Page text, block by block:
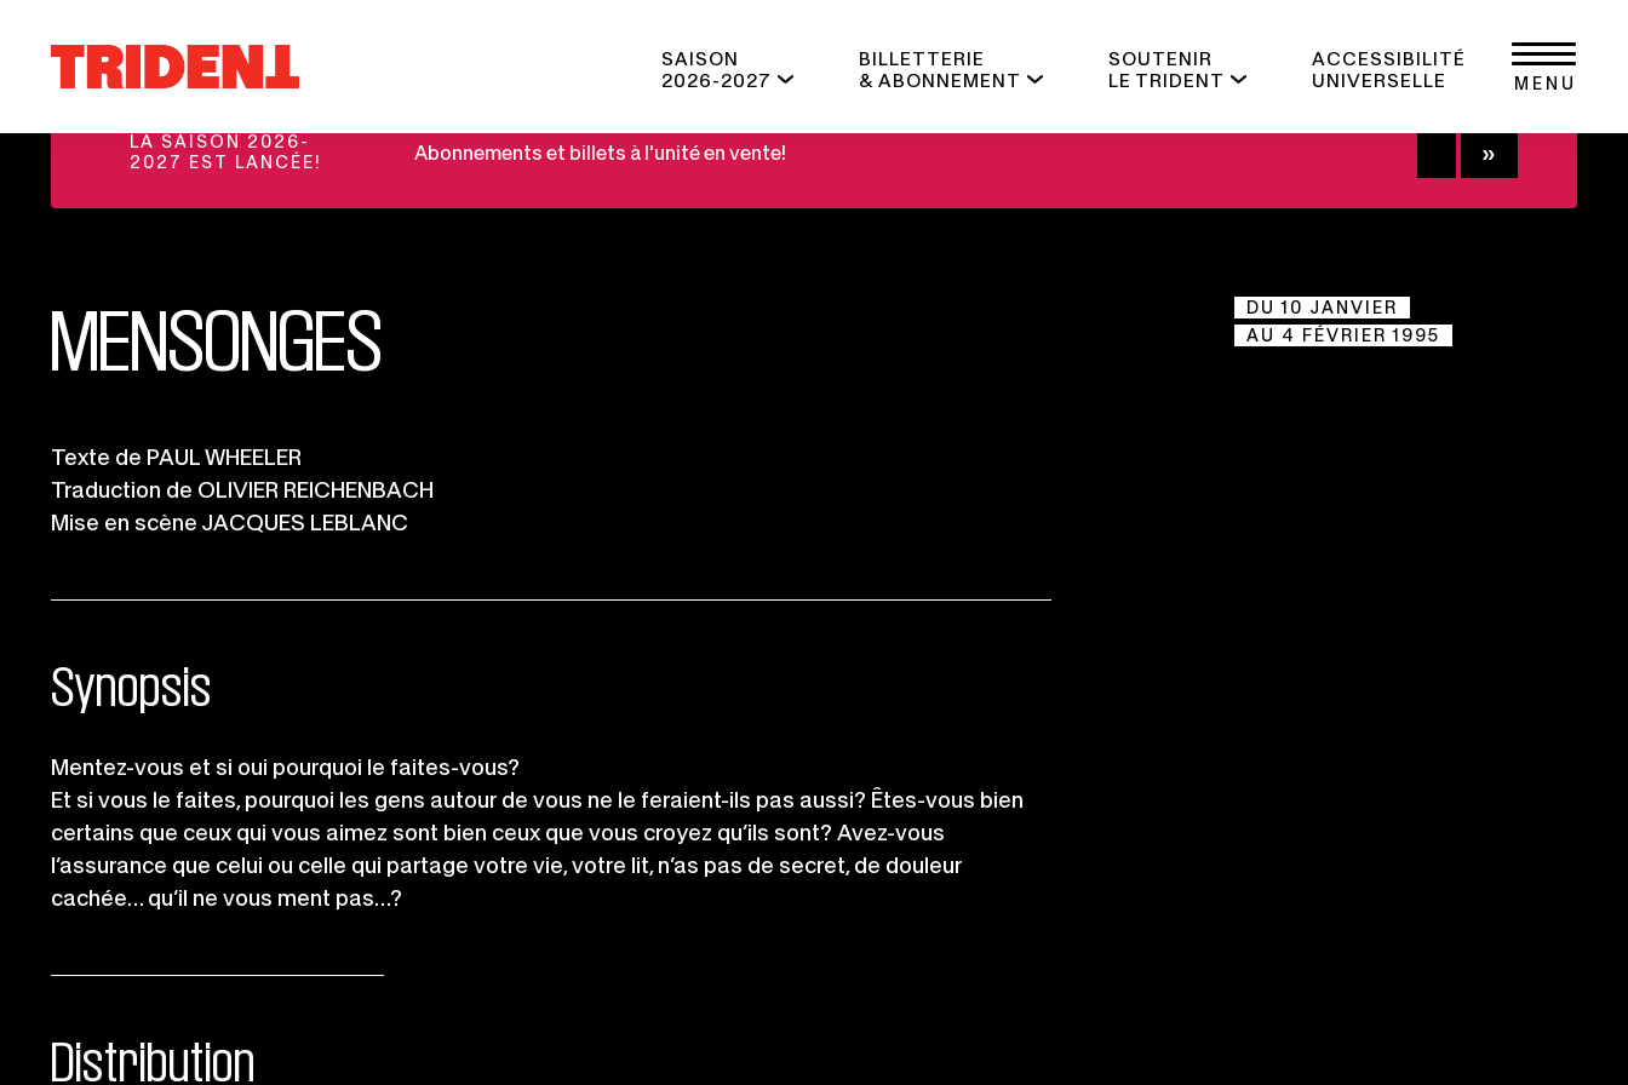
à
page
SAISON
2026-2027
BILLETTERIE
& ABONNEMENT
SOUTENIR
LE TRIDENT
ACCESSIBILITÉ
UNIVERSELLE
MENU
LA SAISON 2026-
2027 EST LANCÉE!
Abonnements et billets à l'unité en vente!
MENSONGES
Informations
importantes
Texte de PAUL WHEELER
Traduction de OLIVIER REICHENBACH
Mise en scène JACQUES LEBLANC
Synopsis
Mentez-vous et si oui pourquoi le faites-vous?
Et si vous le faites, pourquoi les gens autour de vous ne le feraient-ils pas aussi? Êtes-vous bien
certains que ceux qui vous aimez sont bien ceux que vous croyez qu’ils sont? Avez-vous
l’assurance que celui ou celle qui partage votre vie, votre lit, n’as pas de secret, de douleur
cachée… qu’il ne vous ment pas…?
Distribution
DU 10 JANVIER
AU 4 FÉVRIER 1995